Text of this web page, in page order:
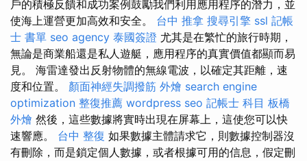
戶的積極反饋和成功案例鼓勵我們利用應用程序的潛力，並
使海上運營更加高效和安全。 台中 推拿 搜尋引擎 ssl 記帳
士 書單 seo agency 泰國簽證 尤其是在繁忙的旅行時期，
無論是商業船還是私人遊艇，應用程序的真實價值都顯而易
見。 海雷達發出反射物體的無線電波，以確定其距離，速
度和位置。 顏面神經失調撥筋 外燴 search engine
optimization 整復推薦 wordpress seo 記帳士 科目 板橋
外燴 然後，這些數據將實時出現在屏幕上，這使您可以快
速響應。 台中 整復 如果數據主體請求它，則數據控制器沒
有刪除，而是鎖定個人數據，或者根據可用的信息，假定刪